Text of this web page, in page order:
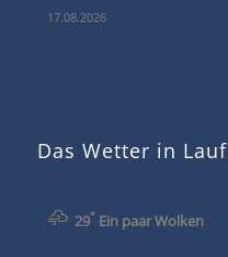
17.08.2026
Das Wetter in Lauf
29°Ein paar Wolken